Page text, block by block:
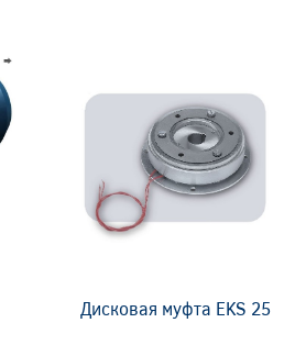
Дисковая муфта EKS 25